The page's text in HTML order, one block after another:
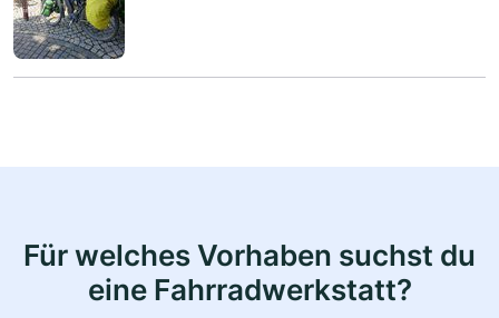
Für welches Vorhaben suchst du
eine Fahrradwerkstatt?